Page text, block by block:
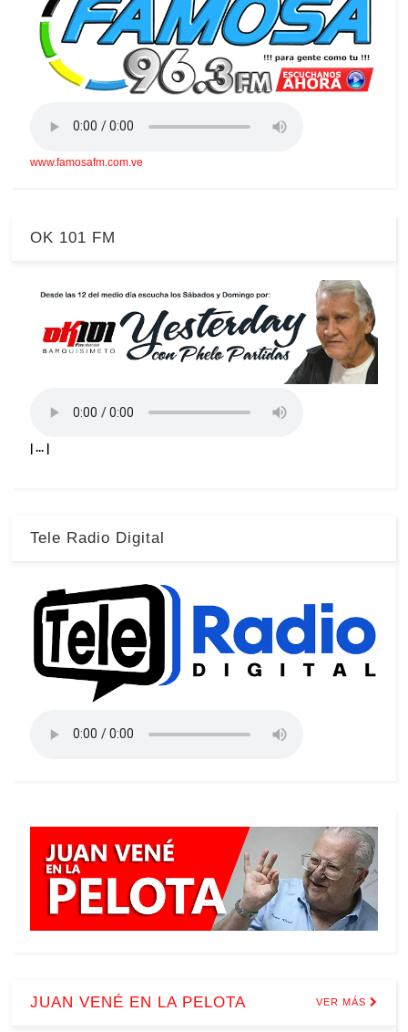
www.famosafm.com.ve
OK 101 FM
| ... |
Tele Radio Digital
JUAN VENÉ EN LA PELOTA VER MÁS